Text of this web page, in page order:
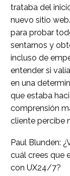
trataba del
nuevo sitio
para probar
sentarnos y
incluso de
entender si
en una
que estaba
comprensión
cliente percibe
Paul Blunden:
cuál crees que
con UX24/7?